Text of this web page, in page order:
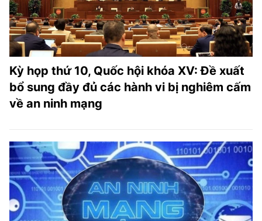
Kỳ họp thứ 10, Quốc hội khóa XV: Đề xuất
bổ sung đầy đủ các hành vi bị nghiêm cấm
về an ninh mạng